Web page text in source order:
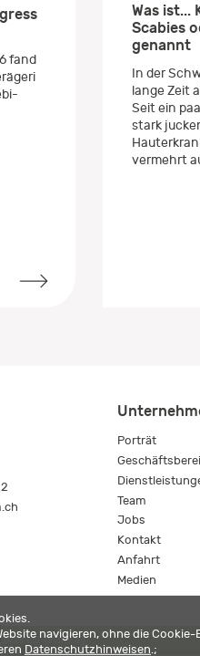
fand
Was ist...
Scabies
genannt
In der
lange Zeit
Seit ein
stark
vermehrt
Porträt
Team
Jobs
Kontakt
Anfahrt
Medien
2026 ebi-pharm ag
navigieren, ohne die
Datenschutzhinweisen .;